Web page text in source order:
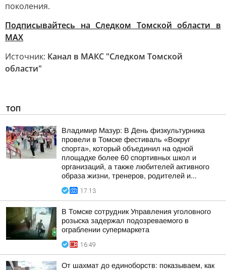
поколения.
Подписывайтесь на Следком Томской области в
МАХ
Источник: Канал в МАКС "Следком Томской
области"
ТОП
Владимир Мазур: В День физкультурника
провели в Томске фестиваль «Вокруг
спорта», который объединил на одной
площадке более 60 спортивных школ и
организаций, а также любителей активного
образа жизни, тренеров, родителей и...
17:13
В Томске сотрудник Управления уголовного
розыска задержал подозреваемого в
ограблении супермаркета
16:49
От шахмат до единоборств: показываем, как